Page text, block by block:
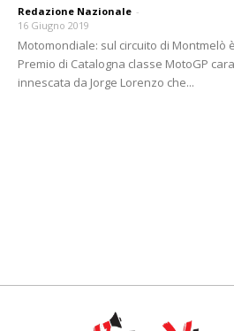
Redazione Nazionale -
16 Giugno 2019
Motomondiale: sul circuito di Montmelò
Premio di Catalogna classe MotoGP
innescata da Jorge Lorenzo che...